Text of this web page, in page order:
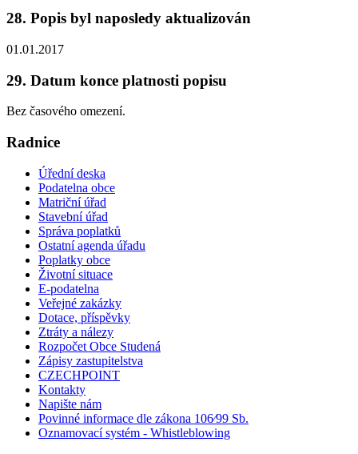
28. Popis byl naposledy aktualizován
01.01.2017
29. Datum konce platnosti popisu
Bez časového omezení.
Radnice
Úřední deska
Podatelna obce
Matriční úřad
Stavební úřad
Správa poplatků
Ostatní agenda úřadu
Poplatky obce
Životní situace
E-podatelna
Veřejné zakázky
Dotace, příspěvky
Ztráty a nálezy
Rozpočet Obce Studená
Zápisy zastupitelstva
CZECHPOINT
Kontakty
Napište nám
Povinné informace dle zákona 106⁄99 Sb.
Oznamovací systém - Whistleblowing